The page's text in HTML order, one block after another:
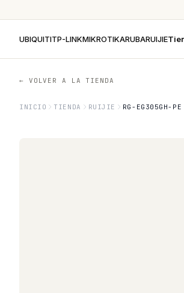
UBIQUITITP-LINKMIKROTIKARUBARUIJIE
← VOLVER A LA TIENDA
INICIO TIENDA RUIJIE RG-EG305GH-PE